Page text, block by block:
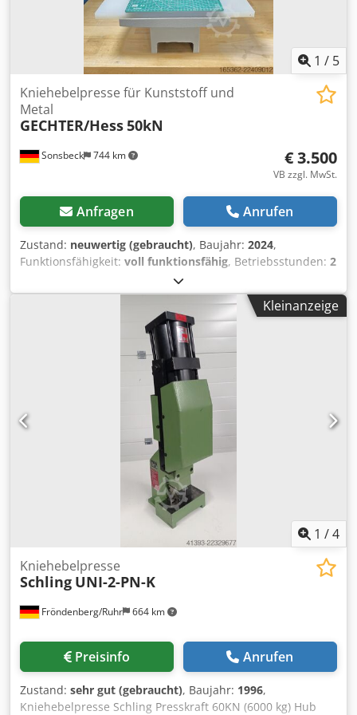
1 / 5
Sonsbeck 744 km
Kniehebelpresse für Kunststoff und
Metal
GECHTER/Hess50kN
€ 3.500
VB zzgl. MwSt.
Anfragen Anrufen
Zustand: neuwertig (gebraucht), Baujahr: 2024,
Funktionsfähigkeit: voll funktionsfähig, Betriebsstunden: 2
, Technische Daten Pressenart Hand - Kniehebelpresse
Betätigungsart Manuell Dsdpfxjzn N Hyo Ab Usck
Ausladung 200mm Einbauhöhe verstellbar 110 mm - 370
mm Hub 15 mm Max. Presskraft im UT 55 kN Bei max.
zulässiger Hebelzugkraft 330 N Aufnahmebohrung Ø25 H7
Werkzeugklemmung Abnehmbares Klemmstück
Führungsart verdrehgesichert Prismenführung Führung
spielfrei einstellbar Durch Stellleisten Handhebelposition
Rechts 360° verstellbar Höhenverstellung Führungsteil
Ratsche Befestigung Führungsteil je Schraube 170 NM
Standardfarbe RAL 7035 Gewicht 184 kg
Kleinanzeige
1 /4
Fröndenberg/Ruhr 664 km
Kniehebelpresse
Schling UNI-2-PN-K
Preisinfo Anrufen
Zustand: sehr gut (gebraucht), Baujahr: 1996,
Kniehebelpresse Schling Presskraft 60KN (6000 kg) Hub